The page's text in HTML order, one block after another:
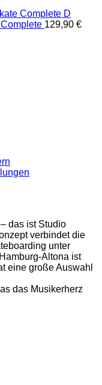
D
129,90 €
das ist Studio
verbindet die
unter
Altona ist
eine große Auswahl
das Musikerherz